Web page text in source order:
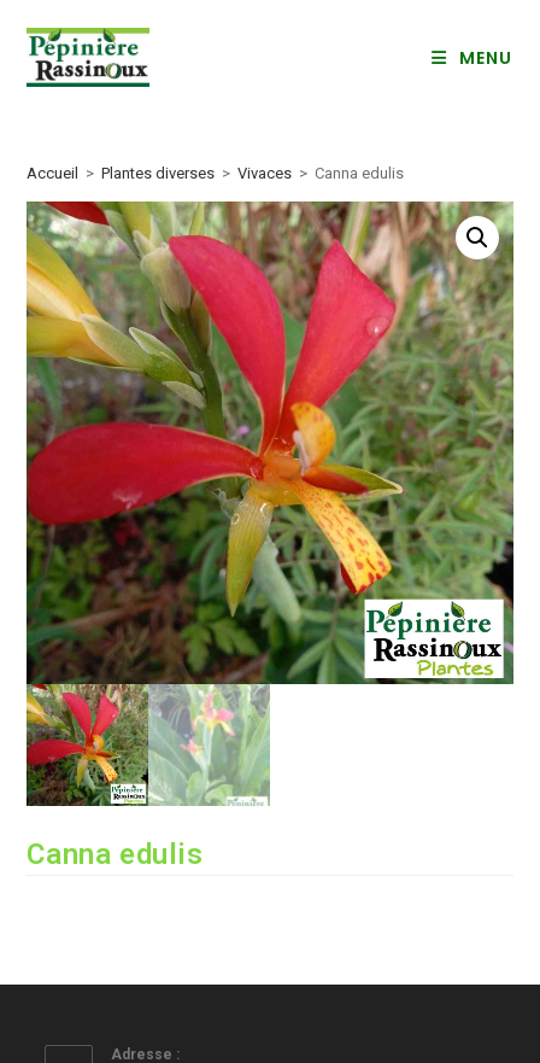
content
MENU
Accueil > Plantes diverses > Vivaces > Canna edulis
Canna edulis
Adresse :